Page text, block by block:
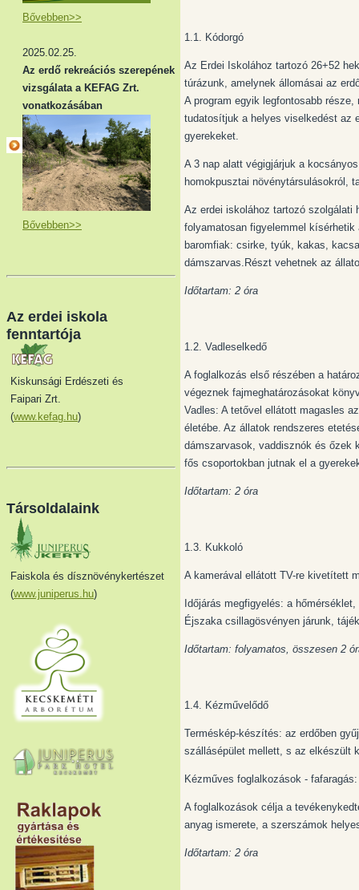
Bővebben>>
2025.02.25.
Az erdő rekreációs szerepének
vizsgálata a KEFAG Zrt.
vonatkozásában
Bővebben>>
Az erdei iskola
fenntartója
Kiskunsági Erdészeti és
Faipari Zrt.
(www.kefag.hu)
Társoldalaink
Faiskola és dísznövénykertészet
(www.juniperus.hu)
1.1. Kódorgó
Az Erdei Iskolához tartozó 26+52
túrázunk, amelynek állomásai az
A program egyik legfontosabb
tudatosítjuk a helyes viselkedést az
gyerekeket.
A 3 nap alatt végigjárjuk a
homokpusztai növénytársulásokról,
Az erdei iskolához tartozó szolgálati
folyamatosan figyelemmel
baromfiak: csirke, tyúk, kakas,
dámszarvas.Részt vehetnek az
Időtartam: 2 óra
1.2. Vadleselkedő
A foglalkozás első részében a
végeznek fajmeghatározásokat
Vadles: A tetővel ellátott magasles
életébe. Az állatok rendszeres
dámszarvasok, vaddisznók és őzek
fős csoportokban jutnak el a
Időtartam: 2 óra
1.3. Kukkoló
A kamerával ellátott TV-re kivetített
Időjárás megfigyelés: a
Éjszaka csillagösvényen járunk,
Időtartam: folyamatos, összesen 2
1.4. Kézművelődő
Terméskép-készítés: az erdőben
szállásépület mellett, s az elkészült
Kézműves foglalkozások -
A foglalkozások célja a
anyag ismerete, a szerszámok
Időtartam: 2 óra